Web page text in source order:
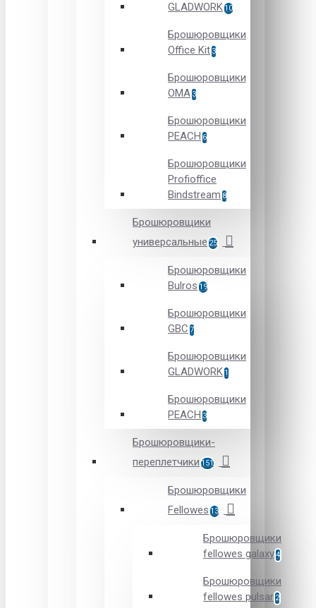
GLADWORK10
Брошюровщики
Office Kit 3
Брошюровщики
OMA 3
Брошюровщики
PEACH 6
Брошюровщики
Profioffice
Bindstream 8
Брошюровщики
универсальные 25
Брошюровщики
Bulros 19
Брошюровщики
GBC 7
Брошюровщики
GLADWORK 1
Брошюровщики
PEACH 3
Брошюровщики-
переплетчики 151
Брошюровщики
Fellowes 13
Брошюровщики
fellowes galaxy4
Брошюровщики
fellowes pulsar 2